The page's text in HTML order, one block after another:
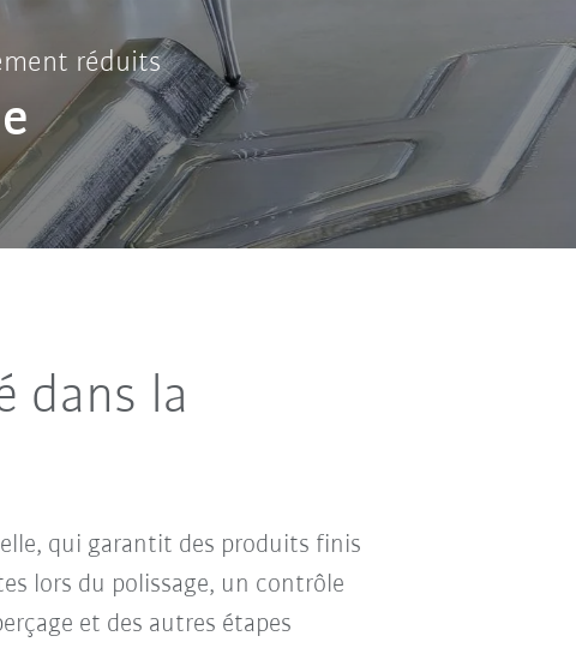
réduits
dans la
qui garantit des produits finis
lors du polissage, un contrôle
et des autres étapes